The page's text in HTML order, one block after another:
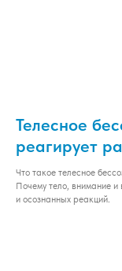
Телесное
реагирует
Что такое телесное
Почему тело, внимание
и осознанных реакций.